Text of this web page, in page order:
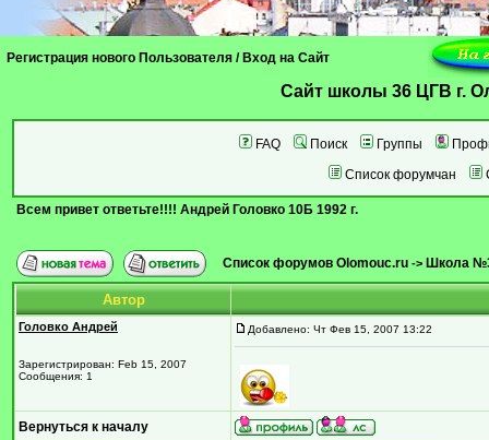
Регистрация нового Пользователя / Вход на Сайт
Cайт школы 36 ЦГВ г.
FAQ Поиск Группы
Список форумчан
Всем привет ответьте!!!! Андрей Головко 10Б 1992 г.
Список форумов Olomouc.ru -> Школа
Автор
Головко Андрей
Зарегистрирован: Feb 15, 2007
Сообщения: 1
Добавлено: Чт Фев 15, 2007 13:22
Вернуться к началу